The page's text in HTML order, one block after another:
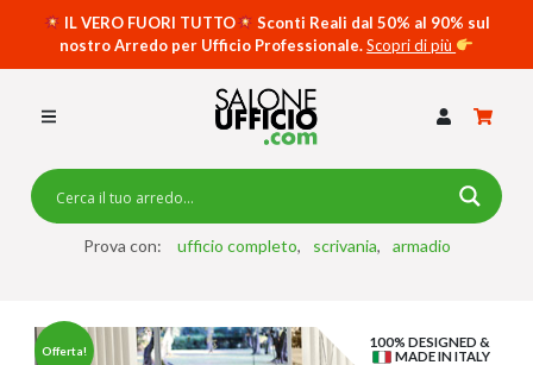
IL VERO FUORI TUTTO
Sconti Reali dal 50% al 90% sul
nostro Arredo per Ufficio Professionale.Scopri di più
Prova con: ufficio completo scrivania armadio
SCRIVANIE SPECIAL DESK
CASSETTIERE
ARMADI
Offerta!
100% DESIGNED &
MADE IN ITALY